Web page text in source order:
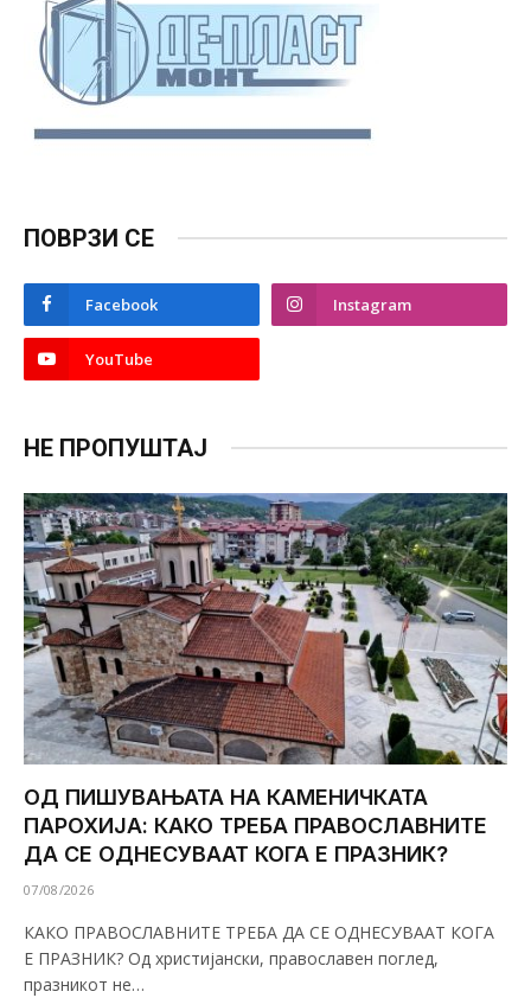
ПОВРЗИ СЕ
Facebook Instagram
YouTube
НЕ ПРОПУШТАЈ
ОД ПИШУВАЊАТА НА КАМЕНИЧКАТА
ПАРОХИЈА: КАКО ТРЕБА ПРАВОСЛАВНИТЕ
ДА СЕ ОДНЕСУВААТ КОГА Е ПРАЗНИК?
07/08/2026
КАКО ПРАВОСЛАВНИТЕ ТРЕБА ДА СЕ ОДНЕСУВААТ КОГА
Е ПРАЗНИК? Од христијански, православен поглед,
празникот не…